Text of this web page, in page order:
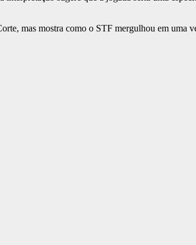
mas mostra como o STF mergulhou em uma